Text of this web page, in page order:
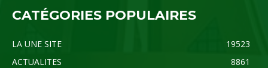
CATÉGORIES POPULAIRES
LA UNE SITE
19523
ACTUALITES
8861